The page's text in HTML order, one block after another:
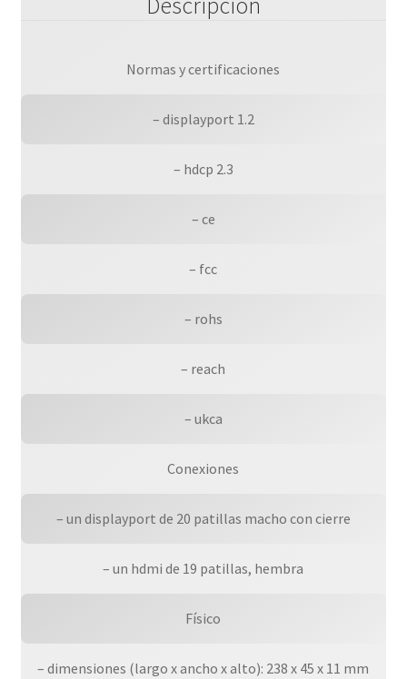
Normas y certificaciones
– displayport 1.2
– hdcp 2.3
– ce
– fcc
– rohs
– reach
– ukca
Conexiones
– un displayport de 20 patillas macho con cierre
– un hdmi de 19 patillas, hembra
Físico
– dimensiones (largo x ancho x alto): 238 x 45 x 11 mm